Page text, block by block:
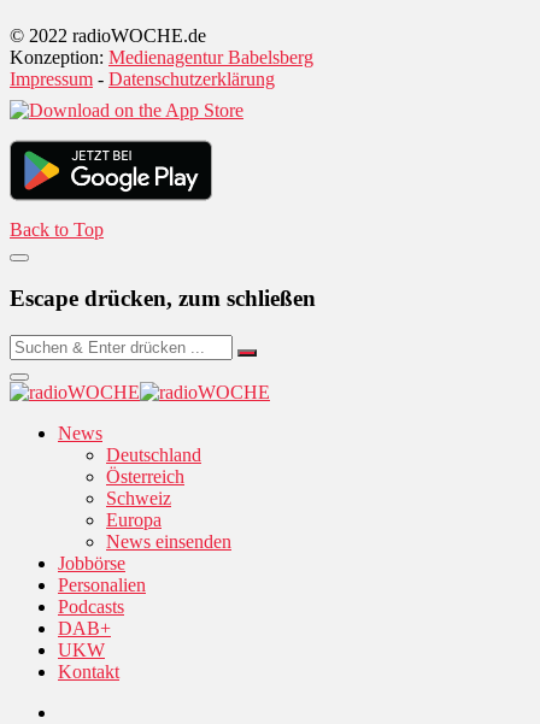
© 2022 radioWOCHE.de
Konzeption: Medienagentur Babelsberg
Impressum - Datenschutzerklärung
Back to Top
Escape drücken, zum schließen
News
Deutschland
Österreich
Schweiz
Europa
News einsenden
Jobbörse
Personalien
Podcasts
DAB+
UKW
Kontakt